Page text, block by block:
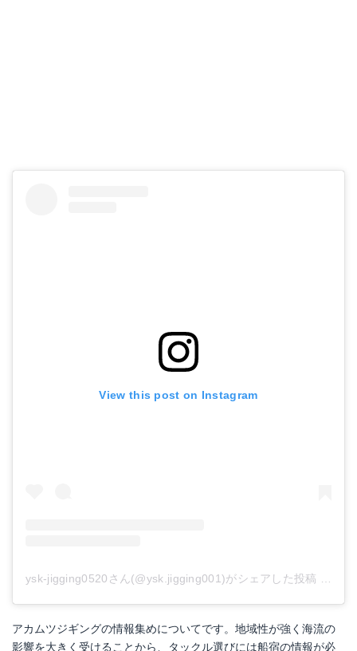
View this post on Instagram
ysk-jigging0520さん(@ysk.jigging001)がシェアした投稿
アカムツジギングの情報集めについてです。地域性が強く海流の
影響を大きく受けることから、タックル選びには船宿の情報が必